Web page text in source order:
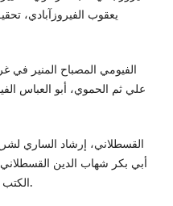
يعقوب الفيروزآبادي،
أبي بكر شهاب الدين
الكتب العلمية، بيروت، ط1، 1416هـ/1996م.